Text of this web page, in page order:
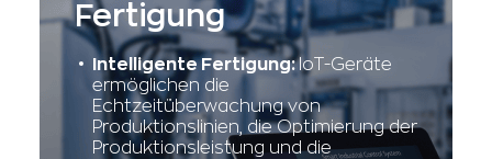
Fertigung
Intelligente Fertigung:IoT-Geräte
ermöglichen die
Echtzeitüberwachung von
Produktionslinien, die Optimierung der
Produktionsleistung und die